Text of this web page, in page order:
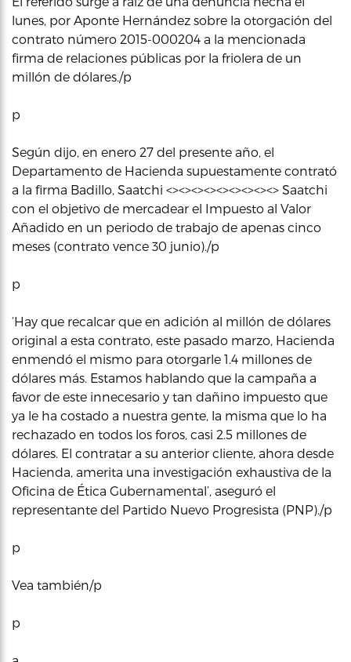
lunes, por Aponte Hernández sobre la otorgación del
contrato número 2015-000204 a la mencionada
firma de relaciones públicas por la friolera de un
millón de dólares./p
p
Según dijo, en enero 27 del presente año, el
Departamento de Hacienda supuestamente contrató
a la firma Badillo, Saatchi <><><><><><><><><> Saatchi
con el objetivo de mercadear el Impuesto al Valor
Añadido en un periodo de trabajo de apenas cinco
meses (contrato vence 30 junio)./p
p
‘Hay que recalcar que en adición al millón de dólares
original a esta contrato, este pasado marzo, Hacienda
enmendó el mismo para otorgarle 1.4 millones de
dólares más. Estamos hablando que la campaña a
favor de este innecesario y tan dañino impuesto que
ya le ha costado a nuestra gente, la misma que lo ha
rechazado en todos los foros, casi 2.5 millones de
dólares. El contratar a su anterior cliente, ahora desde
Hacienda, amerita una investigación exhaustiva de la
Oficina de Ética Gubernamental’, aseguró el
representante del Partido Nuevo Progresista (PNP)./p
p
Vea también/p
p